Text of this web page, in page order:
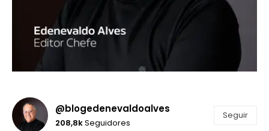
@blogedenevaldoalves
208,8kSeguidores
Seguir